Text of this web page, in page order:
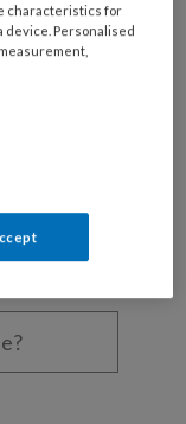
characteristics for
device. Personalised